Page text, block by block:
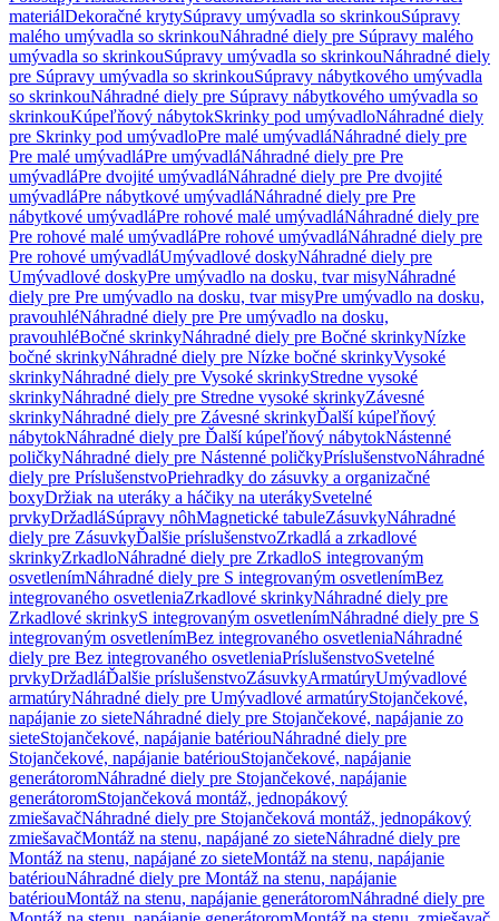
materiálDekoračné krytySúpravy umývadla so skrinkouSúpravy
malého umývadla so skrinkouNáhradné diely pre Súpravy malého
umývadla so skrinkouSúpravy umývadla so skrinkouNáhradné diely
pre Súpravy umývadla so skrinkouSúpravy nábytkového umývadla
so skrinkouNáhradné diely pre Súpravy nábytkového umývadla so
skrinkouKúpeľňový nábytokSkrinky pod umývadloNáhradné diely
pre Skrinky pod umývadloPre malé umývadláNáhradné diely pre
Pre malé umývadláPre umývadláNáhradné diely pre Pre
umývadláPre dvojité umývadláNáhradné diely pre Pre dvojité
umývadláPre nábytkové umývadláNáhradné diely pre Pre
nábytkové umývadláPre rohové malé umývadláNáhradné diely pre
Pre rohové malé umývadláPre rohové umývadláNáhradné diely pre
Pre rohové umývadláUmývadlové doskyNáhradné diely pre
Umývadlové doskyPre umývadlo na dosku, tvar misyNáhradné
diely pre Pre umývadlo na dosku, tvar misyPre umývadlo na dosku,
pravouhléNáhradné diely pre Pre umývadlo na dosku,
pravouhléBočné skrinkyNáhradné diely pre Bočné skrinkyNízke
bočné skrinkyNáhradné diely pre Nízke bočné skrinkyVysoké
skrinkyNáhradné diely pre Vysoké skrinkyStredne vysoké
skrinkyNáhradné diely pre Stredne vysoké skrinkyZávesné
skrinkyNáhradné diely pre Závesné skrinkyĎalší kúpeľňový
nábytokNáhradné diely pre Ďalší kúpeľňový nábytokNástenné
poličkyNáhradné diely pre Nástenné poličkyPríslušenstvoNáhradné
diely pre PríslušenstvoPriehradky do zásuvky a organizačné
boxyDržiak na uteráky a háčiky na uterákySvetelné
prvkyDržadláSúpravy nôhMagnetické tabuleZásuvkyNáhradné
diely pre ZásuvkyĎalšie príslušenstvoZrkadlá a zrkadlové
skrinkyZrkadloNáhradné diely pre ZrkadloS integrovaným
osvetlenímNáhradné diely pre S integrovaným osvetlenímBez
integrovaného osvetleniaZrkadlové skrinkyNáhradné diely pre
Zrkadlové skrinkyS integrovaným osvetlenímNáhradné diely pre S
integrovaným osvetlenímBez integrovaného osvetleniaNáhradné
diely pre Bez integrovaného osvetleniaPríslušenstvoSvetelné
prvkyDržadláĎalšie príslušenstvoZásuvkyArmatúryUmývadlové
armatúryNáhradné diely pre Umývadlové armatúryStojančekové,
napájanie zo sieteNáhradné diely pre Stojančekové, napájanie zo
sieteStojančekové, napájanie batériouNáhradné diely pre
Stojančekové, napájanie batériouStojančekové, napájanie
generátoromNáhradné diely pre Stojančekové, napájanie
generátoromStojančeková montáž, jednopákový
zmiešavačNáhradné diely pre Stojančeková montáž, jednopákový
zmiešavačMontáž na stenu, napájané zo sieteNáhradné diely pre
Montáž na stenu, napájané zo sieteMontáž na stenu, napájanie
batériouNáhradné diely pre Montáž na stenu, napájanie
batériouMontáž na stenu, napájanie generátoromNáhradné diely pre